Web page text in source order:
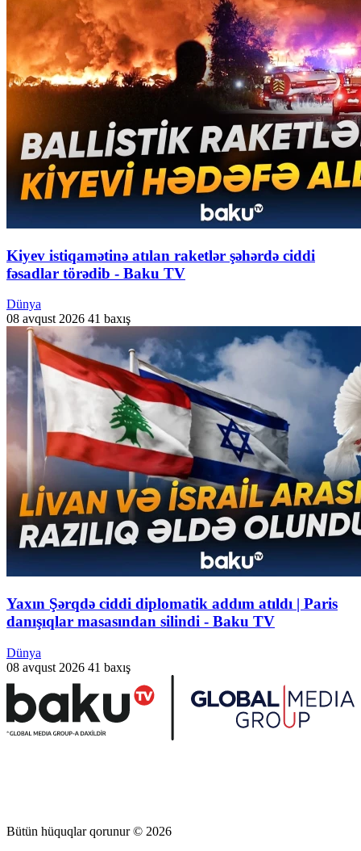
Kiyev istiqamətinə atılan raketlər şəhərdə ciddi
fəsadlar törədib - Baku TV
Dünya
08 avqust 2026 41 baxış
Yaxın Şərqdə ciddi diplomatik addım atıldı | Paris
danışıqlar masasından silindi - Baku TV
Dünya
08 avqust 2026 41 baxış
Bütün hüquqlar qorunur © 2026